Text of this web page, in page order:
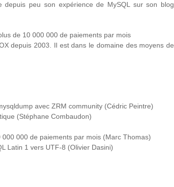
depuis peu son expérience de MySQL sur son blog
de 10 000 000 de paiements par mois
depuis 2003. Il est dans le domaine des moyens de
avec ZRM community (Cédric Peintre)
(Stéphane Combaudon)
000 de paiements par mois (Marc Thomas)
Latin 1 vers UTF-8 (Olivier Dasini)